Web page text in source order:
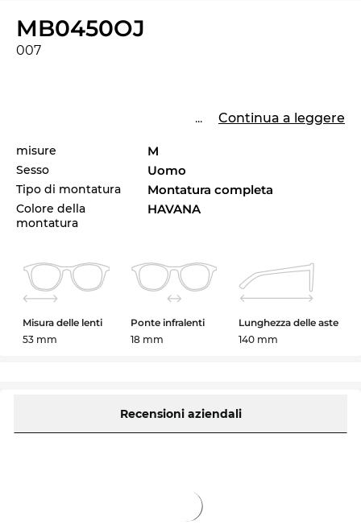
MB0450OJ
007
... Continua a leggere
misure M
Sesso Uomo
Tipo di montatura Montatura completa
Colore della
montatura
HAVANA
Misura delle lenti
53 mm
Ponte infralenti
18 mm
Lunghezza delle aste
140 mm
Recensioni aziendali